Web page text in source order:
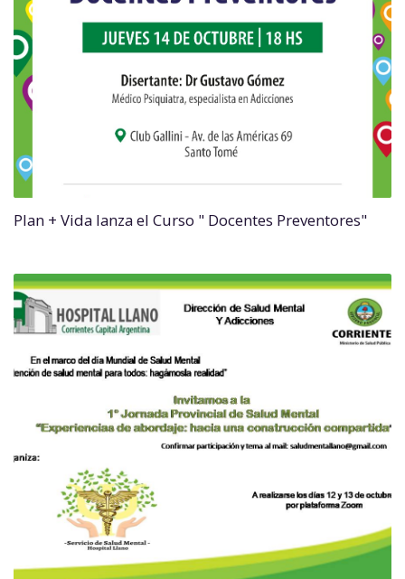
Plan + Vida lanza el Curso " Docentes Preventores"